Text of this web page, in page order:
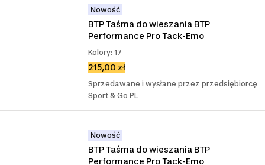
Nowość
BTP Taśma do wieszania BTP
Performance Pro Tack-Emo
Kolory: 17
215,00 zł
Sprzedawane i wysłane przez przedsiębiorcę
Sport & Go PL
Nowość
BTP Taśma do wieszania BTP
Performance Pro Tack-Emo